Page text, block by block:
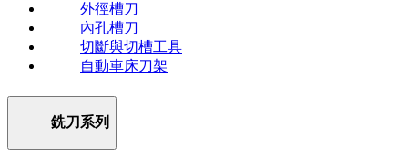
外徑槽刀
內孔槽刀
切斷與切槽工具
自動車床刀架
銑刀系列